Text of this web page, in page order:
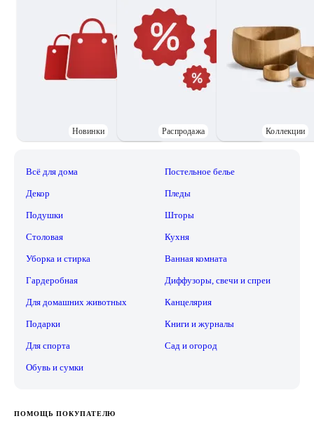
Новинки Распродажа Коллекции
Всё для дома Постельное белье
Декор Пледы
Подушки Шторы
Столовая Кухня
Уборка и стирка Ванная комната
Гардеробная Диффузоры, свечи и спреи
Для домашних животных Канцелярия
Подарки Книги и журналы
Для спорта Сад и огород
Обувь и сумки
ПОМОЩЬ ПОКУПАТЕЛЮ